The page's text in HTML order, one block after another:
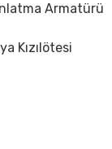
Armatürü
Kızılötesi